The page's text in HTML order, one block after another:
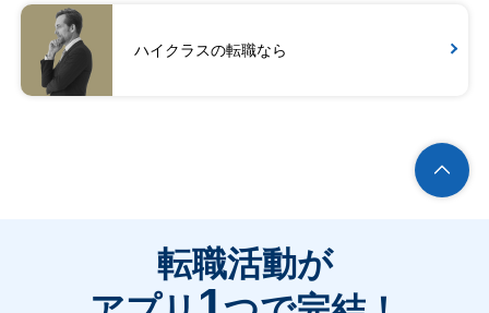
ハイクラスの転職なら
転職活動が